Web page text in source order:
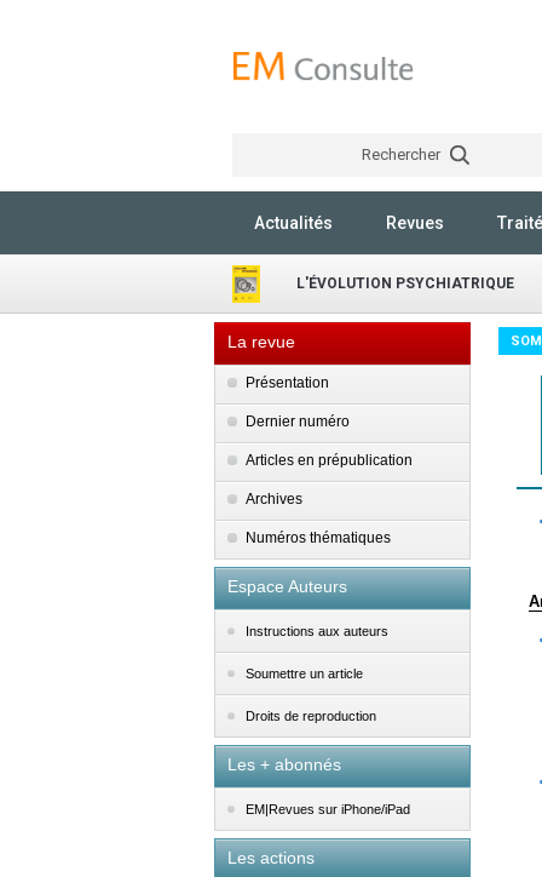
Rechercher
Actualités Revues
L'ÉVOLUTION PSYCHIATRIQUE
La revue
Présentation
Dernier numéro
Articles en prépublication
Archives
Numéros thématiques
Espace Auteurs
Instructions aux auteurs
Soumettre un article
Droits de reproduction
Les + abonnés
EM|Revues sur iPhone/iPad
Les actions